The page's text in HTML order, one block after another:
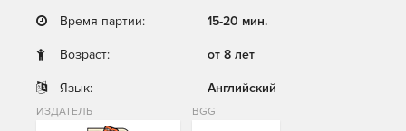
Время партии: 15-20 мин.
Возраст: от 8 лет
Язык: Английский
ИЗДАТЕЛЬ BGG